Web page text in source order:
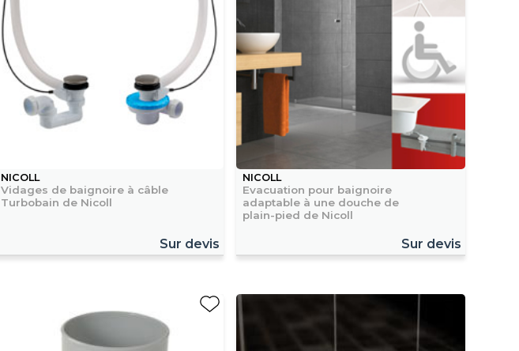
NICOLL
Vidages de baignoire à câble
Turbobain de Nicoll
Sur devis
NICOLL
Evacuation pour baignoire
adaptable à une douche de
plain-pied de Nicoll
Sur devis